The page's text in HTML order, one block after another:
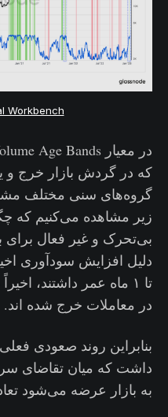
Workbench
که در گردش بازار خرج و
گروه‌های سنی مختلف
زیر مشاهده می‌کنیم که
بی‌تحرک و غیر فعال برای
تا ۱ ماه عمر داشتند،
در معاملات خرج شده اند.
بنابراین روند صعودی
داشت که میان تقاضای
به بازار عرضه می‌شود